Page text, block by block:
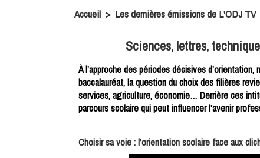
Accueil > Les dernières émissions de L'ODJ TV
Sciences, lettres,
À l’approche des périodes décisives
baccalauréat, la question du choix des filières
services, agriculture, économie… Derrière ces
parcours scolaire qui peut influencer l’avenir
Choisir sa voie : l’orientation scolaire face aux